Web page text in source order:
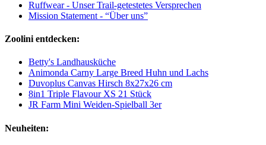
Ruffwear - Unser Trail-getestetes Versprechen
Mission Statement - “Über uns”
Zoolini entdecken:
Betty's Landhausküche
Animonda Carny Large Breed Huhn und Lachs
Duvoplus Canvas Hirsch 8x27x26 cm
8in1 Triple Flavour XS 21 Stück
JR Farm Mini Weiden-Spielball 3er
Neuheiten: